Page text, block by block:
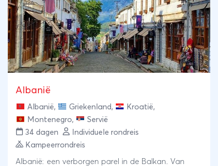
Albanië
Albanië, Griekenland, Kroatië,
Montenegro,
Servië
34 dagen
Individuele rondreis
Kampeerrondreis
Albanië: een verborgen parel in de Balkan. Van